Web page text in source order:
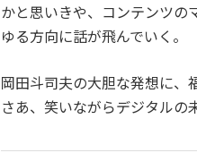
かと思いきや、コンテンツの
ゆる方向に話が飛んでいく。
岡田斗司夫の大胆な発想に、
さあ、笑いながらデジタルの